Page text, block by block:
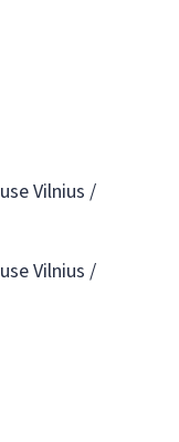
Vilnius /
Vilnius /